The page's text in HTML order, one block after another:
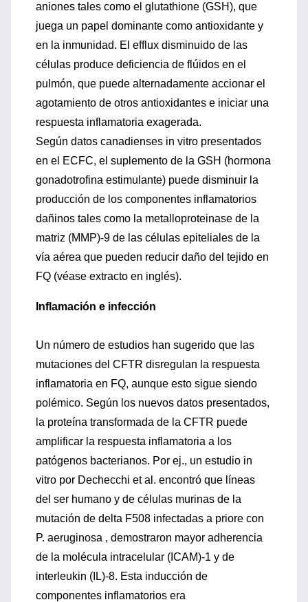
aniones tales como el glutathione (GSH), que
juega un papel dominante como antioxidante y
en la inmunidad. El efflux disminuido de las
células produce deficiencia de flúidos en el
pulmón, que puede alternadamente accionar el
agotamiento de otros antioxidantes e iniciar una
respuesta inflamatoria exagerada.
Según datos canadienses in vitro presentados
en el ECFC, el suplemento de la GSH (hormona
gonadotrofina estimulante) puede disminuir la
producción de los componentes inflamatorios
dañinos tales como la metalloproteinase de la
matriz (MMP)-9 de las células epiteliales de la
vía aérea que pueden reducir daño del tejido en
FQ (véase extracto en inglés).
Inflamación e infección
Un número de estudios han sugerido que las
mutaciones del CFTR disregulan la respuesta
inflamatoria en FQ, aunque esto sigue siendo
polémico. Según los nuevos datos presentados,
la proteína transformada de la CFTR puede
amplificar la respuesta inflamatoria a los
patógenos bacterianos. Por ej., un estudio in
vitro por Dechecchi et al. encontró que líneas
del ser humano y de células murinas de la
mutación de delta F508 infectadas a priore con
P. aeruginosa , demostraron mayor adherencia
de la molécula intracelular (ICAM)-1 y de
interleukin (IL)-8. Esta inducción de
componentes inflamatorios era